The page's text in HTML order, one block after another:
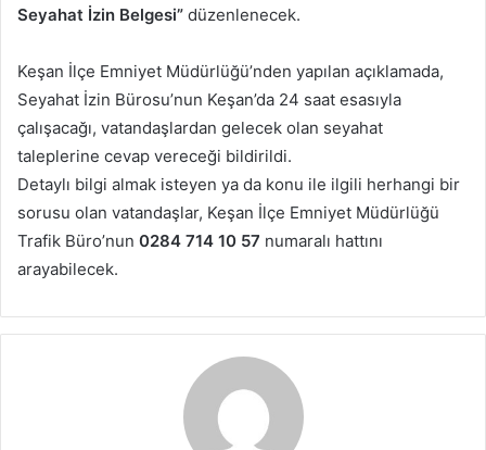
Seyahat İzin Belgesi” düzenlenecek.
Keşan İlçe Emniyet Müdürlüğü’nden yapılan açıklamada,
Seyahat İzin Bürosu’nun Keşan’da 24 saat esasıyla
çalışacağı, vatandaşlardan gelecek olan seyahat
taleplerine cevap vereceği bildirildi.
Detaylı bilgi almak isteyen ya da konu ile ilgili herhangi bir
sorusu olan vatandaşlar, Keşan İlçe Emniyet Müdürlüğü
Trafik Büro’nun 0284 714 10 57 numaralı hattını
arayabilecek.